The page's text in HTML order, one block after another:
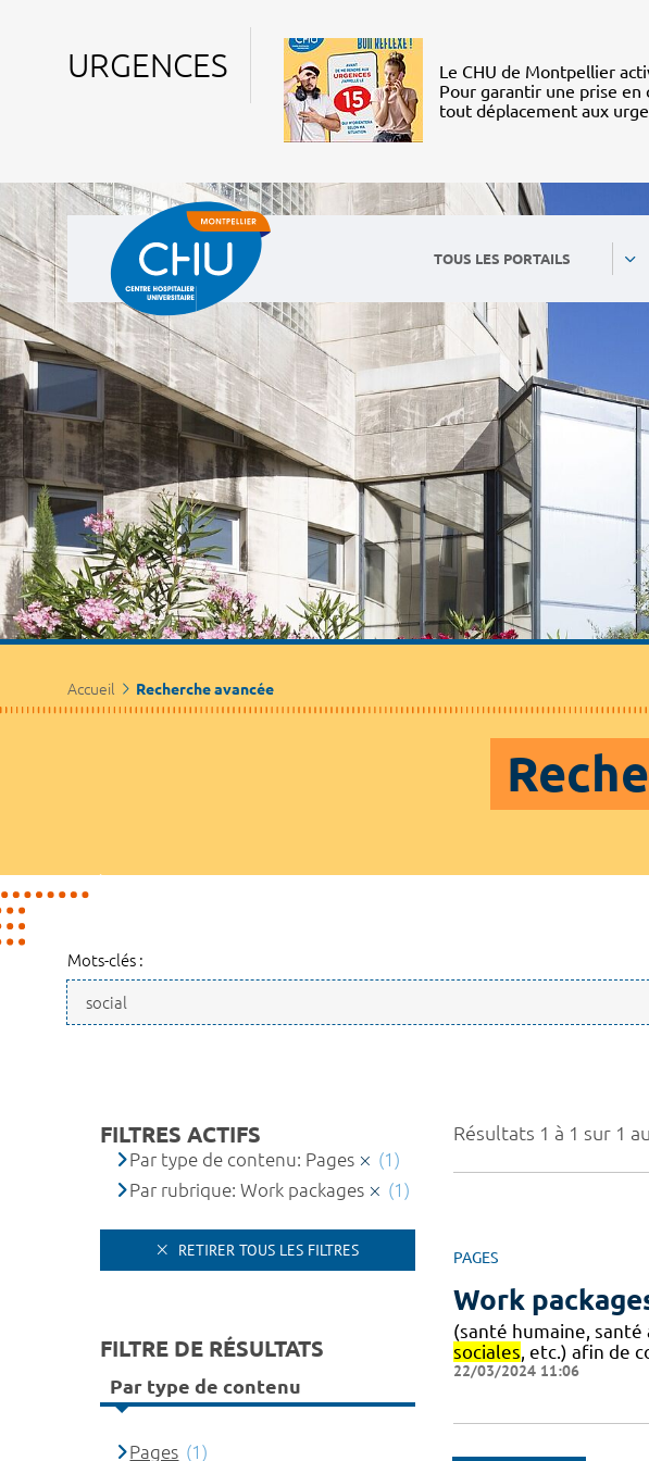
URGENCES
Le CHU de Montpellier
Pour garantir une prise en
tout déplacement aux
TOUS LES PORTAILS
Accueil Recherche avancée
Mots-clés :
Résultats 1 à 1 sur 1
PAGES
Work
(santé humaine,
sociales, etc.) afin de
22/03/2024 11:06
FILTRES ACTIFS
Par type de contenu: Pages
(1)
Par rubrique: Work packages
(1)
RETIRER TOUS LES FILTRES
FILTRE DE RÉSULTATS
Par type de contenu
Pages (1)